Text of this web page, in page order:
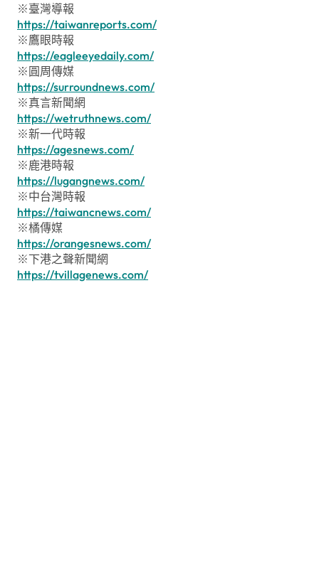
※臺灣導報
https://taiwanreports.com/
※鷹眼時報
https://eagleeyedaily.com/
※圓周傳媒
https://surroundnews.com/
※真言新聞網
https://wetruthnews.com/
※新一代時報
https://agesnews.com/
※鹿港時報
https://lugangnews.com/
※中台灣時報
https://taiwancnews.com/
※橘傳媒
https://orangesnews.com/
※下港之聲新聞網
https://tvillagenews.com/